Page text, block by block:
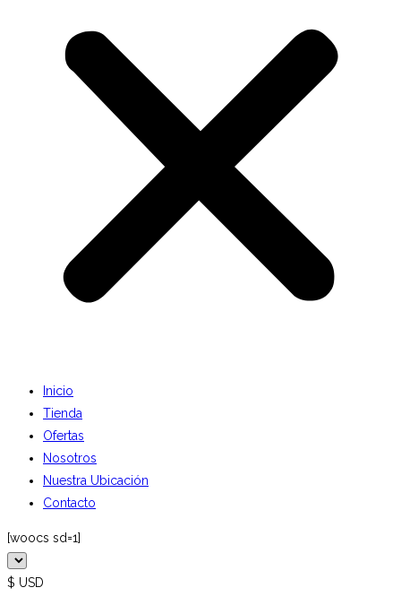
Inicio
Tienda
Ofertas
Nosotros
Nuestra Ubicación
Contacto
[woocs sd=1]
$ USD